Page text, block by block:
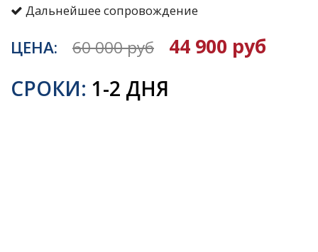
Дальнейшее сопровождение
ЦЕНА: 60 000 руб 44 900 руб
СРОКИ: 1-2 ДНЯ